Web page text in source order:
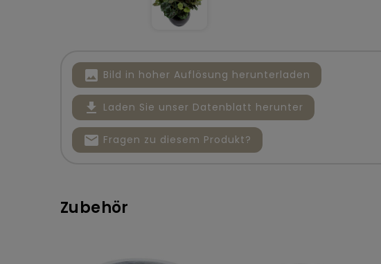
image Bild in hoher Auflösung herunterladen
file_download Laden Sie unser Datenblatt herunter
mail Fragen zu diesem Produkt?
Zubehör